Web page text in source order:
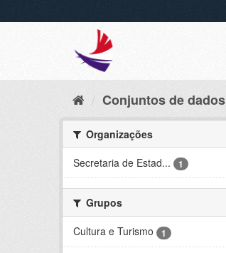
Conjuntos de dados
Organizações
Secretaria de Estad...
1
Grupos
Cultura e Turismo
1